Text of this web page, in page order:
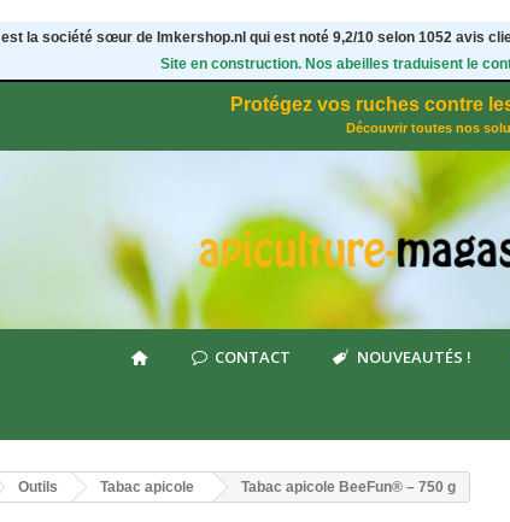
est la société sœur de Imkershop.nl qui est noté 9,2/10 selon 1052avis
Site en construction. Nos abeilles traduisent le
Protégez vos ruches contre
Découvrir toutes nos
CONTACT NOUVEAUTÉS !
Outils Tabac apicole Tabac apicole BeeFun® – 750 g